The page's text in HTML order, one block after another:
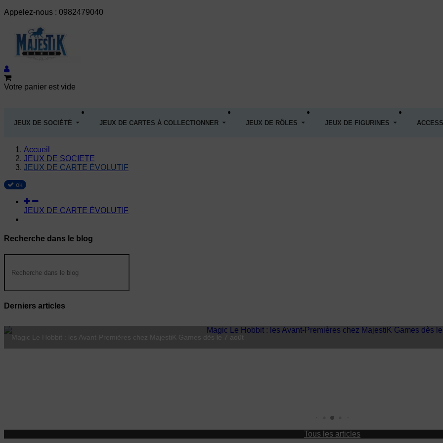
Appelez-nous : 0982479040
Votre panier est vide
JEUX DE SOCIÉTÉ JEUX DE CARTES À COLLECTIONNER JEUX DE RÔLES JEUX DE FIGURINES
Accueil
JEUX DE SOCIETE
JEUX DE CARTE ÉVOLUTIF
ok
JEUX DE CARTE ÉVOLUTIF
Recherche dans le blog
Derniers articles
Magic Le Hobbit : les Avant-Premières chez MajestiK Games dès le 7 août
Tous les articles